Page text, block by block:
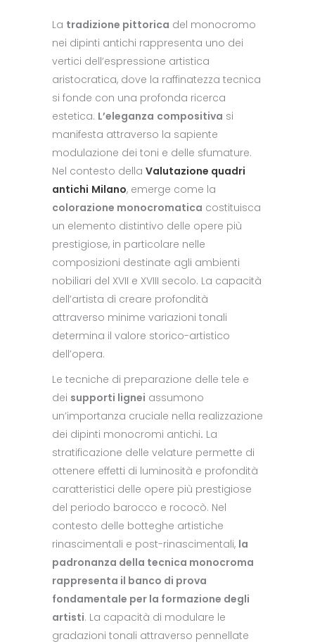
La tradizione pittorica del monocromo
nei dipinti antichi rappresenta uno dei
vertici dell’espressione artistica
aristocratica, dove la raffinatezza tecnica
si fonde con una profonda ricerca
estetica. L’eleganza compositiva si
manifesta attraverso la sapiente
modulazione dei toni e delle sfumature.
Nel contesto della Valutazione quadri
antichi Milano, emerge come la
colorazione monocromatica costituisca
un elemento distintivo delle opere più
prestigiose, in particolare nelle
composizioni destinate agli ambienti
nobiliari del XVII e XVIII secolo. La capacità
dell’artista di creare profondità
attraverso minime variazioni tonali
determina il valore storico-artistico
dell’opera.
Le tecniche di preparazione delle tele e
dei supporti lignei assumono
un’importanza cruciale nella realizzazione
dei dipinti monocromi antichi. La
stratificazione delle velature permette di
ottenere effetti di luminosità e profondità
caratteristici delle opere più prestigiose
del periodo barocco e rococò. Nel
contesto delle botteghe artistiche
rinascimentali e post-rinascimentali, la
padronanza della tecnica monocroma
rappresenta il banco di prova
fondamentale per la formazione degli
artisti. La capacità di modulare le
gradazioni tonali attraverso pennellate